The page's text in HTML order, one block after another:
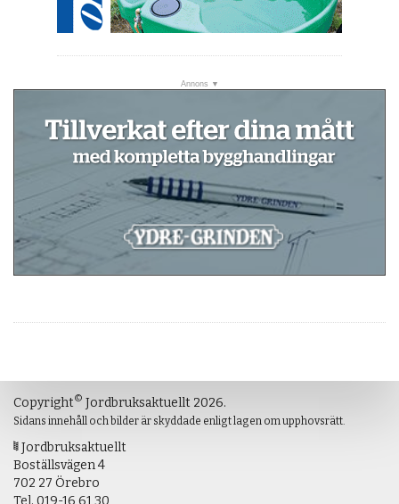
Copyright© Jordbruksaktuellt 2026.
Sidans innehåll och bilder är skyddade enligt lagen om upphovsrätt.
Jordbruksaktuellt
Boställsvägen 4
702 27 Örebro
Tel. 019-16 61 30